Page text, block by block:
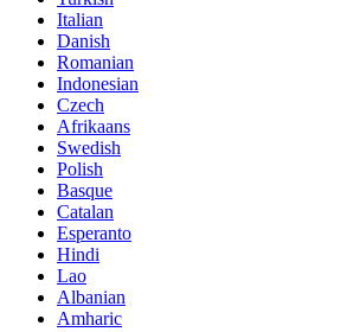
Italian
Danish
Romanian
Indonesian
Czech
Afrikaans
Swedish
Polish
Basque
Catalan
Esperanto
Hindi
Lao
Albanian
Amharic